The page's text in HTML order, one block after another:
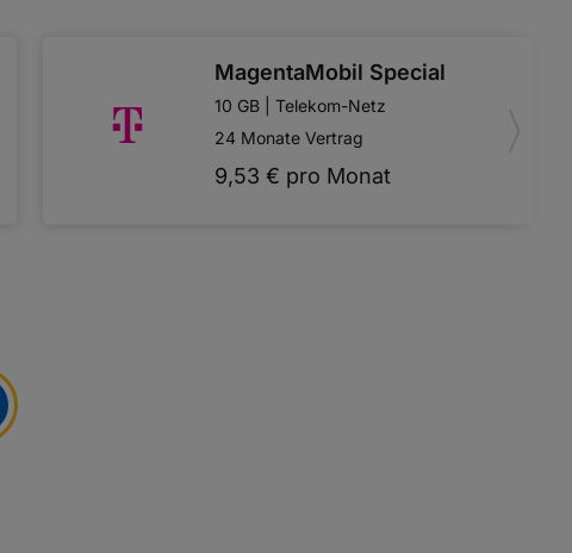
MagentaMobil Special
10 GB | Telekom-Netz
24 Monate Vertrag
9,53 € pro Monat